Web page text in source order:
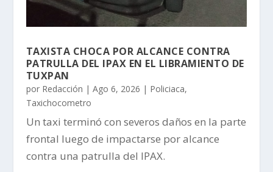
TAXISTA CHOCA POR ALCANCE CONTRA
PATRULLA DEL IPAX EN EL LIBRAMIENTO DE
TUXPAN
por Redacción | Ago 6, 2026 | Policiaca,
Taxichocometro
Un taxi terminó con severos daños en la parte
frontal luego de impactarse por alcance
contra una patrulla del IPAX.